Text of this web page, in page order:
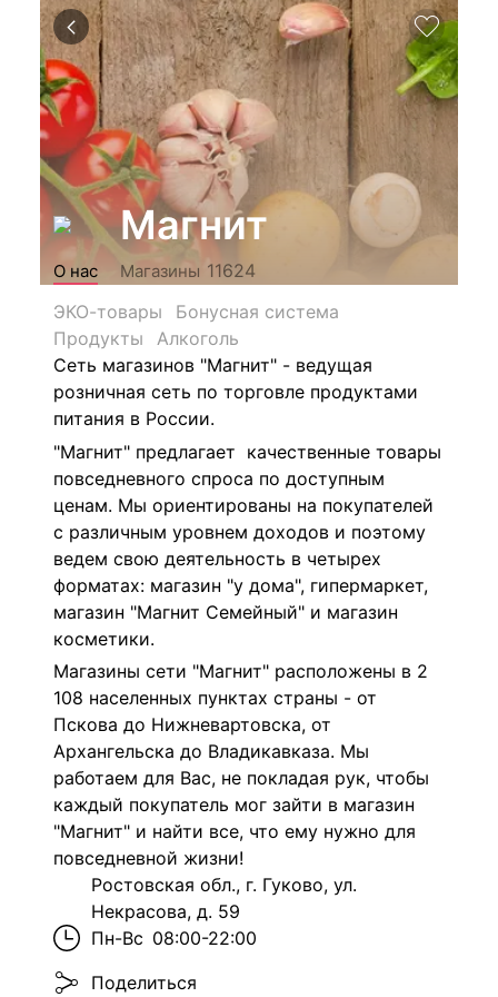
Магнит
О нас Магазины 11624
ЭКО-товары
Бонусная система
Продукты
Алкоголь
Сеть магазинов "Магнит" - ведущая
розничная сеть по торговле продуктами
питания в России.
"Магнит" предлагает качественные товары
повседневного спроса по доступным
ценам. Мы ориентированы на покупателей
с различным уровнем доходов и поэтому
ведем свою деятельность в четырех
форматах: магазин "у дома", гипермаркет,
магазин "Магнит Семейный" и магазин
косметики.
Магазины сети "Магнит" расположены в 2
108 населенных пунктах страны - от
Пскова до Нижневартовска, от
Архангельска до Владикавказа. Мы
работаем для Вас, не покладая рук, чтобы
каждый покупатель мог зайти в магазин
"Магнит" и найти все, что ему нужно для
повседневной жизни!
Ростовская обл., г. Гуково, ул.
Некрасова, д. 59
Пн-Вс 08:00-22:00
Поделиться